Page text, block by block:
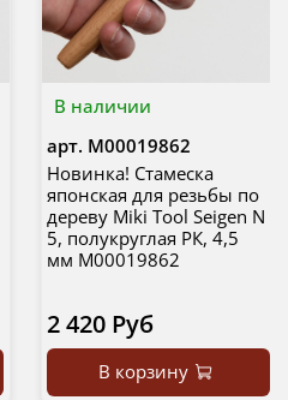
В наличии
арт. М00019862
Новинка! Стамеска
японская для резьбы по
дереву Miki Tool Seigen N
5, полукруглая РК, 4,5
мм М00019862
2 420 Руб
В корзину